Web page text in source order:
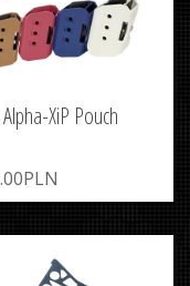
Alpha-XiP Pouch